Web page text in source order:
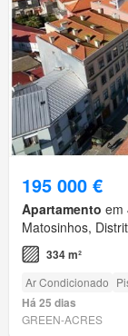
195 000 €
Apartamento em
Matosinhos,
334 m²
Ar Condicionado
Há 25 dias
GREEN-ACRES